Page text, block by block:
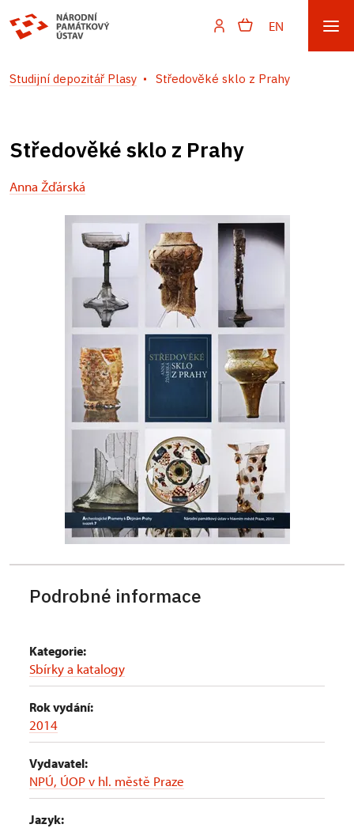
EN
Studijní depozitář Plasy Středověké sklo z Prahy
Středověké sklo z Prahy
Anna Žďárská
Podrobné informace
Kategorie:
Sbírky a katalogy
Rok vydání:
2014
Vydavatel:
NPÚ, ÚOP v hl. městě Praze
Jazyk: